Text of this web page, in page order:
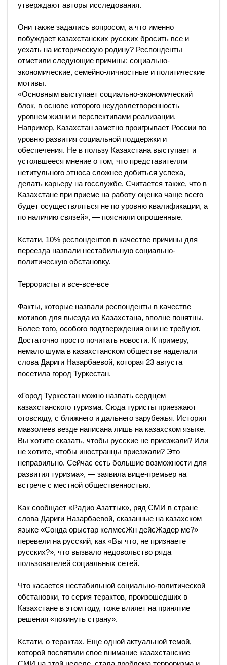
утверждают авторы исследования.
Они также задались вопросом, а что именно
побуждает казахстанских русских бросить все и
уехать на историческую родину? Респонденты
отметили следующие причины: социально-
экономические, семейно-личностные и политические
мотивы.
«Основным выступает социально-экономический
блок, в основе которого неудовлетворенность
уровнем жизни и перспективами реализации.
Например, Казахстан заметно проигрывает России по
уровню развития социальной поддержки и
обеспечения. Не в пользу Казахстана выступает и
устоявшееся мнение о том, что представителям
нетитульного этноса сложнее добиться успеха,
делать карьеру на госслужбе. Считается также, что в
Казахстане при приеме на работу оценка чаще всего
будет осуществляться не по уровню квалификации, а
по наличию связей», — пояснили опрошенные.
Кстати, 10% респондентов в качестве причины для
переезда назвали нестабильную социально-
политическую обстановку.
Террористы и все-все-все
Факты, которые назвали респонденты в качестве
мотивов для выезда из Казахстана, вполне понятны.
Более того, особого подтверждения они не требуют.
Достаточно просто почитать новости. К примеру,
немало шума в казахстанском обществе наделали
слова Дариги Назарбаевой, которая 23 августа
посетила город Туркестан.
«Город Туркестан можно назвать сердцем
казахстанского туризма. Сюда туристы приезжают
отовсюду, с ближнего и дальнего зарубежья. История
мавзолеев везде написана лишь на казахском языке.
Вы хотите сказать, чтобы русские не приезжали? Или
не хотите, чтобы иностранцы приезжали? Это
неправильно. Сейчас есть большие возможности для
развития туризма», — заявила вице-премьер на
встрече с местной общественностью.
Как сообщает «Радио Азаттык», ряд СМИ в стране
слова Дариги Назарбаевой, сказанные на казахском
языке «Сонда орыстар келмесЖн дейсЖздер ме?» —
перевели на русский, как «Вы что, не признаете
русских?», что вызвало недовольство ряда
пользователей социальных сетей.
Что касается нестабильной социально-политической
обстановки, то серия терактов, произошедших в
Казахстане в этом году, тоже влияет на принятие
решения «покинуть страну».
Кстати, о терактах. Еще одной актуальной темой,
которой посвятили свое внимание казахстанские